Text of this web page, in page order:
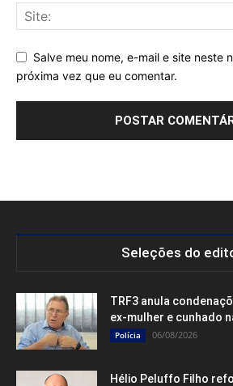
Salve meu nome, e-mail e site neste
próxima vez que eu comentar.
Seleções do
TRF3 anula
ex-mulher e cunhado
Polícia 06/08/2026
Hélio Peluffo Filho